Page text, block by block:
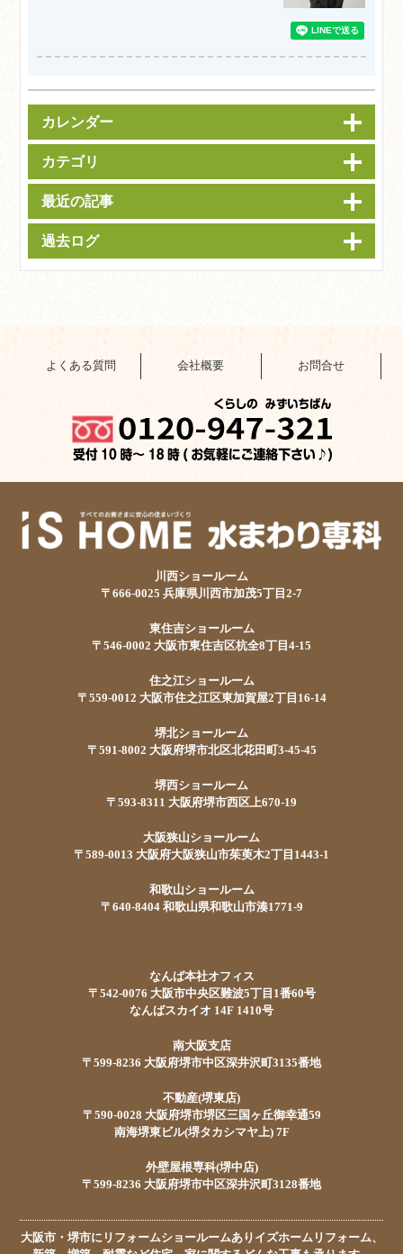
カレンダー
カテゴリ
最近の記事
過去ログ
よくある質問 会社概要 お問合せ
川西ショールーム
〒666-0025 兵庫県川西市加茂5丁目2-7
東住吉ショールーム
〒546-0002 大阪市東住吉区杭全8丁目4-15
住之江ショールーム
〒559-0012 大阪市住之江区東加賀屋2丁目16-14
堺北ショールーム
〒591-8002 大阪府堺市北区北花田町3-45-45
堺西ショールーム
〒593-8311 大阪府堺市西区上670-19
大阪狭山ショールーム
〒589-0013 大阪府大阪狭山市茱萸木2丁目1443-1
和歌山ショールーム
〒640-8404 和歌山県和歌山市湊1771-9
なんば本社オフィス
〒542-0076 大阪市中央区難波5丁目1番60号
なんばスカイオ 14F 1410号
南大阪支店
〒599-8236 大阪府堺市中区深井沢町3135番地
不動産(堺東店)
〒590-0028 大阪府堺市堺区三国ヶ丘御幸通59
南海堺東ビル(堺タカシマヤ上) 7F
外壁屋根専科(堺中店)
〒599-8236 大阪府堺市中区深井沢町3128番地
大阪市・堺市にリフォームショールームありイズホームリフォーム、